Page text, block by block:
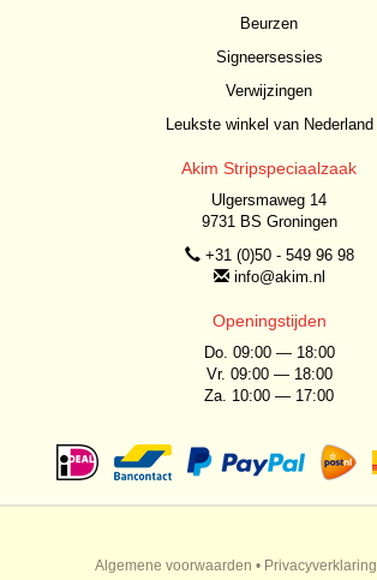
Beurzen
Signeersessies
Verwijzingen
Leukste winkel van Nederland
Akim Stripspeciaalzaak
Ulgersmaweg 14
9731 BS Groningen
+31 (0)50 - 549 96 98
info@akim.nl
Openingstijden
Do. 09:00 — 18:00
Vr. 09:00 — 18:00
Za. 10:00 — 17:00
Algemene voorwaarden • Privacyverklaring